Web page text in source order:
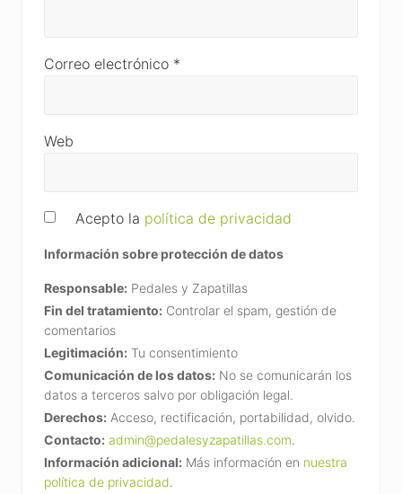
Correo electrónico *
Web
Acepto la política de privacidad
Información sobre protección de datos
Responsable: Pedales y Zapatillas
Fin del tratamiento: Controlar el spam, gestión de
comentarios
Legitimación: Tu consentimiento
Comunicación de los datos: No se comunicarán los
datos a terceros salvo por obligación legal.
Derechos: Acceso, rectificación, portabilidad, olvido.
Contacto: admin@pedalesyzapatillas.com.
Información adicional: Más información en nuestra
política de privacidad.